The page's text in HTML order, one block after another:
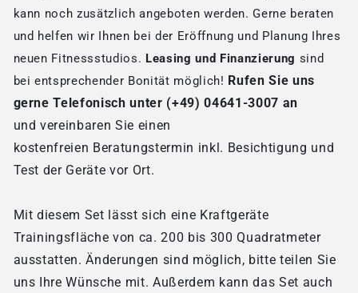
kann noch zusätzlich angeboten werden. Gerne beraten
und helfen wir Ihnen bei der Eröffnung und Planung Ihres
neuen Fitnessstudios. Leasing und Finanzierung sind
bei entsprechender Bonität möglich! Rufen Sie uns
gerne Telefonisch unter (+49) 04641-3007 an
und vereinbaren Sie einen
kostenfreien Beratungstermin inkl. Besichtigung und
Test der Geräte vor Ort.
Mit diesem Set lässt sich eine Kraftgeräte
Trainingsfläche von ca. 200 bis 300 Quadratmeter
ausstatten. Änderungen sind möglich, bitte teilen Sie
uns Ihre Wünsche mit. Außerdem kann das Set auch